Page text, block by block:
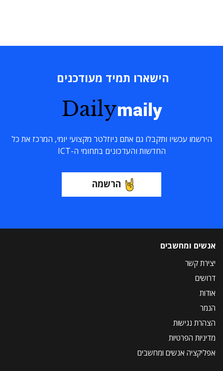
הישארו תמיד מעודכנים
Dailymaily
הירשמו עכשיו ותקבלו גם אתם ניוזלטר מקצועי יומי, המרכז את כל
החדשות והעדכונים בתחומי ה-ICT
הרשמה
אנשים ומחשבים
יצירת קשר
דרושים
אודות
הנמר
הצהרת נגישות
מדיניות הפרטיות
אפליקציה אנשים ומחשבים